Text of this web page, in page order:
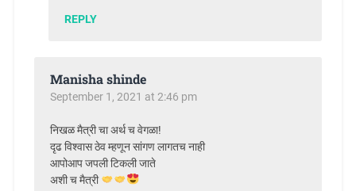
REPLY
Manisha shinde
September 1, 2021 at 2:46 pm
निखळ मैत्री चा अर्थ च वेगळा!
दृढ विश्वास ठेव म्हणून सांगण लागतच नाही
आपोआप जपली टिकली जाते
अशी च मैत्री